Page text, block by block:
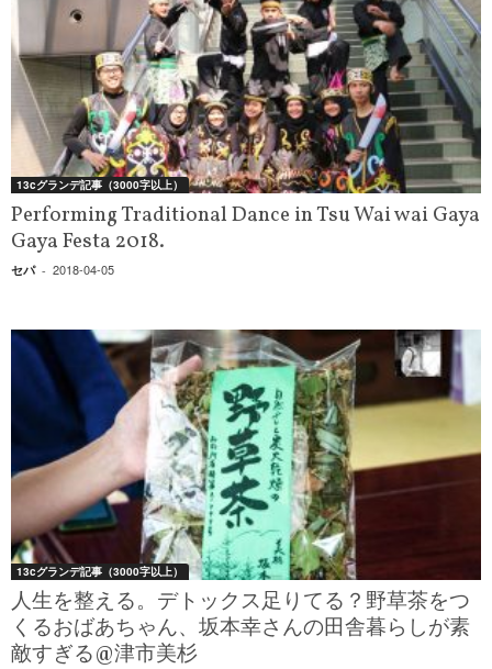
13cグランデ記事（3000字以上）
Performing Traditional Dance in Tsu Wai wai Gaya
Gaya Festa 2018.
セパ - 2018-04-05
13cグランデ記事（3000字以上）
人生を整える。デトックス足りてる？野草茶をつ
くるおばあちゃん、坂本幸さんの田舎暮らしが素
敵すぎる@津市美杉